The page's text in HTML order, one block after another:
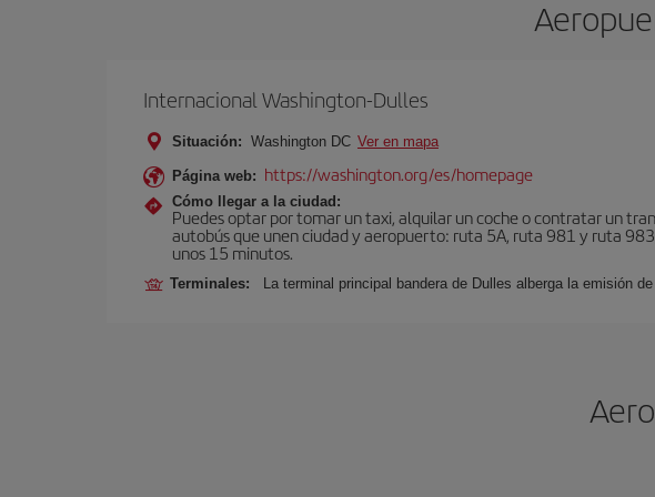
Internacional Washington-Dulles
Situación: Washington DC Ver en mapa
Página web: https://washington.org/es/homepage
Cómo llegar a la ciudad:
Puedes optar por tomar un taxi, alquilar un coche o contratar un
autobús que unen ciudad y aeropuerto: ruta 5A, ruta 981 y ruta
unos 15 minutos.
Terminales: La terminal principal bandera de Dulles alberga la emisión